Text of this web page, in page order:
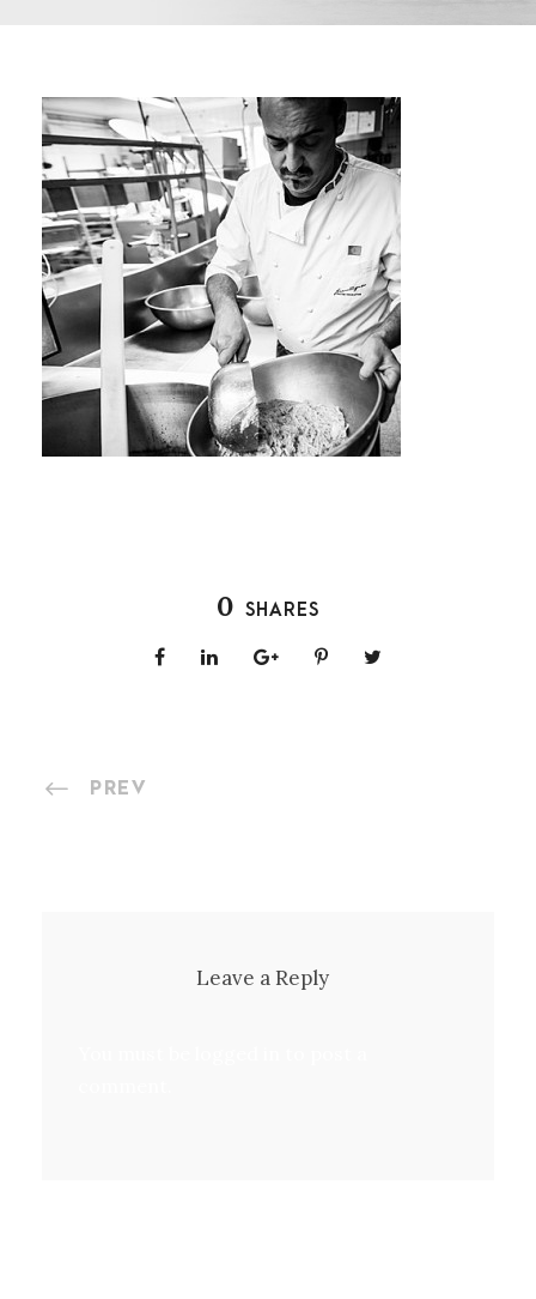
0 SHARES
PREV
Leave a Reply